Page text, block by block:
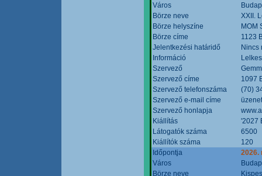
Város
Börze neve
XXII.
Börze helyszíne
MOM
Börze címe
1123
Jelentkezési határidő
Nincs
Információ
Szervező
Szervező címe
1097
Szervező telefonszáma
(70)
Szervező e-mail címe
Szervező honlapja
Kiállítás
'2027
Látogatók száma
6500
Kiállítók száma
120
Időpontja
2026.
Város
Börze neve